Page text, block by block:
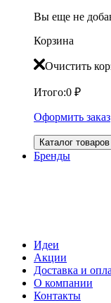
Вы еще не
Корзина
Очистить
Итого:0 ₽
Оформить заказ
Каталог товаров
Бренды
Идеи
Акции
Доставка и
О компании
Контакты